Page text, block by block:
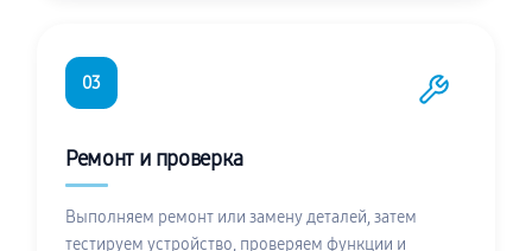
03
Ремонт и проверка
Выполняем ремонт или замену деталей, затем
тестируем устройство, проверяем функции и